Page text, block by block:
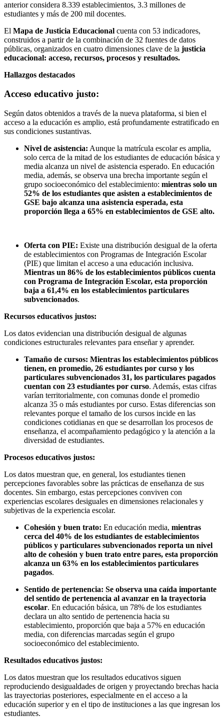
anterior considera 8.339 establecimientos, 3.3 millones de
estudiantes y más de 200 mil docentes.
El Mapa de Justicia Educacional cuenta con 53 indicadores,
construidos a partir de la combinación de 32 fuentes de datos
públicas, organizados en cuatro dimensiones clave de la justicia
educacional: acceso, recursos, procesos y resultados.
Hallazgos destacados
Acceso educativo justo:
Según datos obtenidos a través de la nueva plataforma, si bien el
acceso a la educación es amplio, está profundamente estratificado en
sus condiciones sustantivas.
Nivel de asistencia: Aunque la matrícula escolar es amplia,
solo cerca de la mitad de los estudiantes de educación básica y
media alcanza un nivel de asistencia esperado. En educación
media, además, se observa una brecha importante según el
grupo socioeconómico del establecimiento: mientras solo un
52% de los estudiantes que asisten a establecimientos de
GSE bajo alcanza una asistencia esperada, esta
proporción llega a 65% en establecimientos de GSE alto.
Oferta con PIE: Existe una distribución desigual de la oferta
de establecimientos con Programas de Integración Escolar
(PIE) que limitan el acceso a una educación inclusiva.
Mientras un 86% de los establecimientos públicos cuenta
con Programa de Integración Escolar, esta proporción
baja a 61,4% en los establecimientos particulares
subvencionados.
Recursos educativos justos:
Los datos evidencian una distribución desigual de algunas
condiciones estructurales relevantes para enseñar y aprender.
Tamaño de cursos: Mientras los establecimientos públicos
tienen, en promedio, 26 estudiantes por curso y los
particulares subvencionados 31, los particulares pagados
cuentan con 23 estudiantes por curso. Además, estas cifras
varían territorialmente, con comunas donde el promedio
alcanza 35 o más estudiantes por curso. Estas diferencias son
relevantes porque el tamaño de los cursos incide en las
condiciones cotidianas en que se desarrollan los procesos de
enseñanza, el acompañamiento pedagógico y la atención a la
diversidad de estudiantes.
Procesos educativos justos:
Los datos muestran que, en general, los estudiantes tienen
percepciones favorables sobre las prácticas de enseñanza de sus
docentes. Sin embargo, estas percepciones conviven con
experiencias escolares desiguales en dimensiones relacionales y
subjetivas de la experiencia escolar.
Cohesión y buen trato: En educación media, mientras
cerca del 40% de los estudiantes de establecimientos
públicos y particulares subvencionados reporta un nivel
alto de cohesión y buen trato entre pares, esta proporción
alcanza un 63% en los establecimientos particulares
pagados.
Sentido de pertenencia: Se observa una caída importante
del sentido de pertenencia al avanzar en la trayectoria
escolar. En educación básica, un 78% de los estudiantes
declara un alto sentido de pertenencia hacia su
establecimiento, proporción que baja a 57% en educación
media, con diferencias marcadas según el grupo
socioeconómico del establecimiento.
Resultados educativos justos:
Los datos muestran que los resultados educativos siguen
reproduciendo desigualdades de origen y proyectando brechas hacia
las trayectorias posteriores, especialmente en el acceso a la
educación superior y en el tipo de instituciones a las que ingresan los
estudiantes.